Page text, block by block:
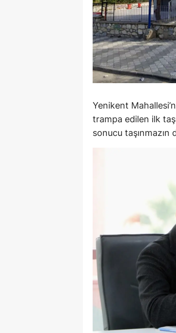
Yenikent
trampa edilen ilk
sonucu